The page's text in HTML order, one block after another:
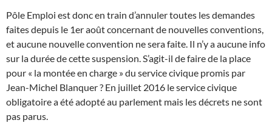
Pôle Emploi est donc en train d’annuler toutes les demandes
faites depuis le 1er août concernant de nouvelles conventions,
et aucune nouvelle convention ne sera faite. Il n’y a aucune info
sur la durée de cette suspension. S’agit-il de faire de la place
pour « la montée en charge » du service civique promis par
Jean-Michel Blanquer ? En juillet 2016 le service civique
obligatoire a été adopté au parlement mais les décrets ne sont
pas parus.